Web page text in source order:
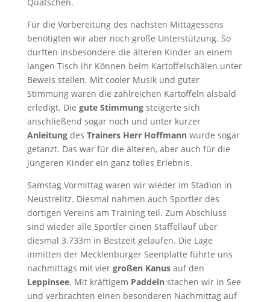
Für die Vorbereitung des nächsten Mittagessens
benötigten wir aber noch große Unterstützung. So
durften insbesondere die älteren Kinder an einem
langen Tisch ihr Können beim Kartoffelschälen unter
Beweis stellen. Mit cooler Musik und guter
Stimmung waren die zahlreichen Kartoffeln alsbald
erledigt. Die gute Stimmungsteigerte sich
anschließend sogar noch und unter kurzer
Anleitungdes Trainers Herr Hoffmannwurde sogar
getanzt. Das war für die älteren, aber auch für die
jüngeren Kinder ein ganz tolles Erlebnis.
Samstag Vormittag waren wir wieder im Stadion in
Neustrelitz. Diesmal nahmen auch Sportler des
dortigen Vereins am Training teil. Zum Abschluss
sind wieder alle Sportler einen Staffellauf über
diesmal 3.733m in Bestzeit gelaufen. Die Lage
inmitten der Mecklenburger Seenplatte führte uns
nachmittags mit vier großen Kanusauf den
Leppinsee. Mit kräftigem Paddelnstachen wir in See
und verbrachten einen besonderen Nachmittag auf